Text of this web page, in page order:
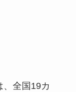
、全国19カ